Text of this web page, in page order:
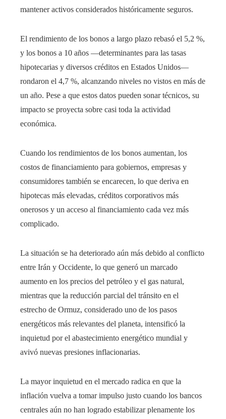
mantener activos considerados históricamente seguros.
El rendimiento de los bonos a largo plazo rebasó el 5,2 %,
y los bonos a 10 años —determinantes para las tasas
hipotecarias y diversos créditos en Estados Unidos—
rondaron el 4,7 %, alcanzando niveles no vistos en más de
un año. Pese a que estos datos pueden sonar técnicos, su
impacto se proyecta sobre casi toda la actividad
económica.
Cuando los rendimientos de los bonos aumentan, los
costos de financiamiento para gobiernos, empresas y
consumidores también se encarecen, lo que deriva en
hipotecas más elevadas, créditos corporativos más
onerosos y un acceso al financiamiento cada vez más
complicado.
La situación se ha deteriorado aún más debido al conflicto
entre Irán y Occidente, lo que generó un marcado
aumento en los precios del petróleo y el gas natural,
mientras que la reducción parcial del tránsito en el
estrecho de Ormuz, considerado uno de los pasos
energéticos más relevantes del planeta, intensificó la
inquietud por el abastecimiento energético mundial y
avivó nuevas presiones inflacionarias.
La mayor inquietud en el mercado radica en que la
inflación vuelva a tomar impulso justo cuando los bancos
centrales aún no han logrado estabilizar plenamente los